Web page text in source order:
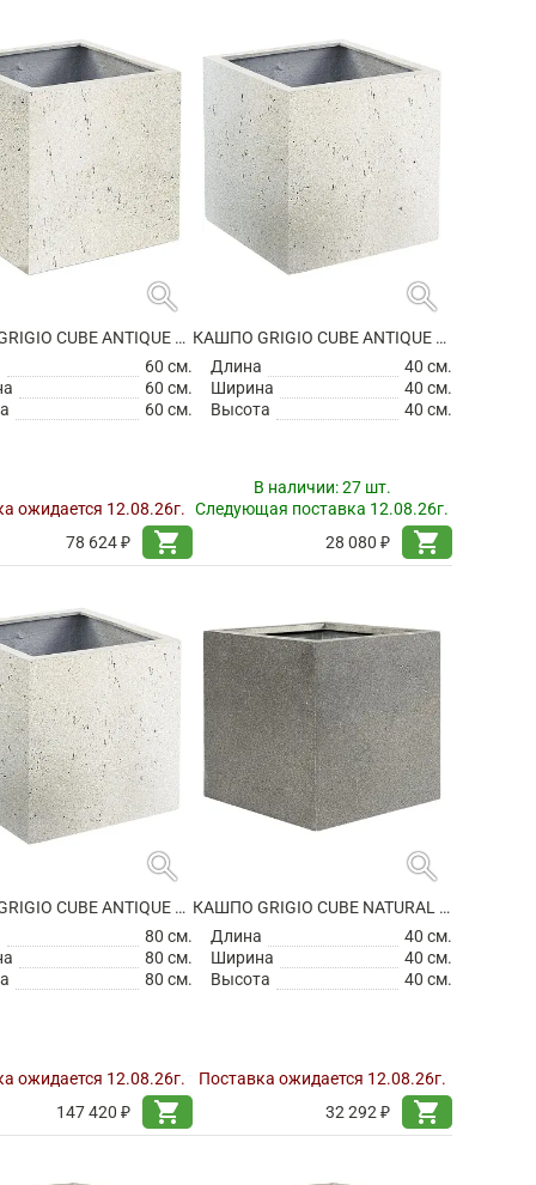
search
КАШПО GRIGIO CUBE ANTIQUE WHITE НА КОЛЕСИКАХ
60 см.
60 см.
60 см.
ожидается 12.08.26г.
78 624 ₽
shopping_cart
search
КАШПО GRIGIO CUBE ANTIQUE WHITE
Длина
40 см.
Ширина
40 см.
Высота
40 см.
В наличии:27 шт.
Следующая поставка 12.08.26г.
28 080 ₽
shopping_cart
search
КАШПО GRIGIO CUBE ANTIQUE WHITE
80 см.
80 см.
80 см.
ожидается 12.08.26г.
147 420 ₽
shopping_cart
search
КАШПО GRIGIO CUBE NATURAL CONCRETE НА КОЛЕСИКАХ
Длина
40 см.
Ширина
40 см.
Высота
40 см.
Поставка ожидается 12.08.26г.
32 292 ₽
shopping_cart